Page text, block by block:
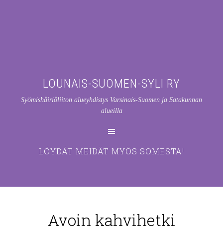
LOUNAIS-SUOMEN-SYLI RY
Syömishäiriöliiton alueyhdistys Varsinais-Suomen ja Satakunnan
alueilla
LÖYDÄT MEIDÄT MYÖS SOMESTA!
Avoin kahvihetki